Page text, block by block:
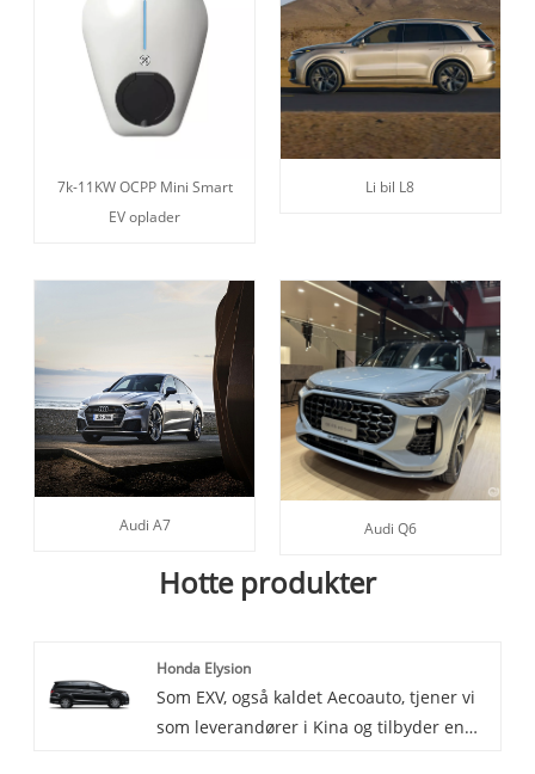
7k-11KW OCPP Mini Smart
EV oplader
Li bil L8
Audi A7 Audi Q6
Hotte produkter
Honda Elysion
Som EXV, også kaldet Aecoauto, tjener vi
som leverandører i Kina og tilbyder en